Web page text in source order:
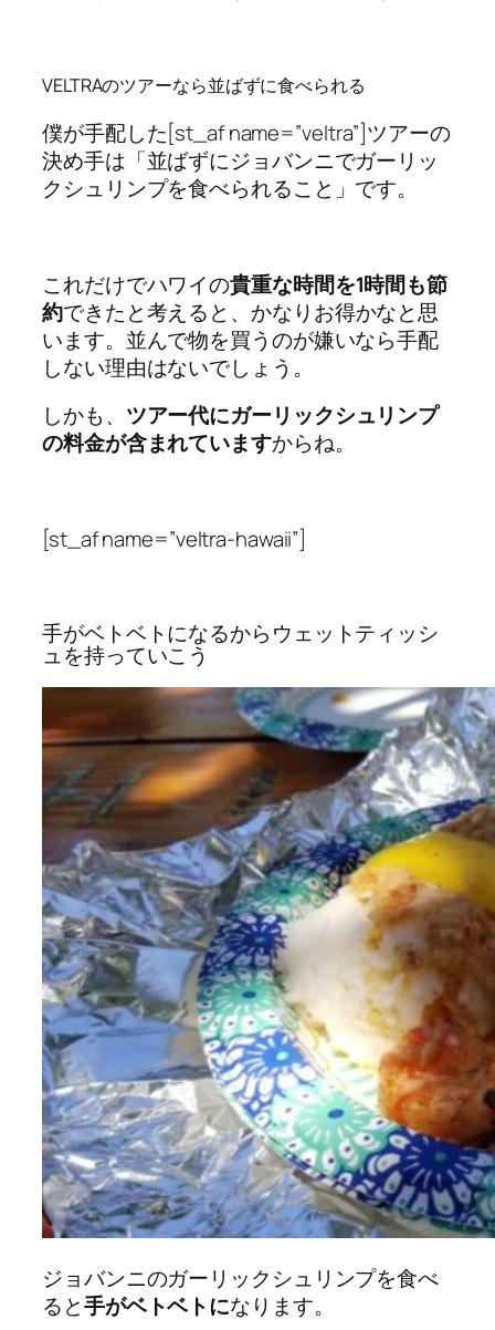
VELTRAのツアーなら並ばずに食べられる
僕が手配した[st_af name=”veltra”]ツアーの
決め手は「並ばずにジョバンニでガーリッ
クシュリンプを食べられること」です。
これだけでハワイの貴重な時間を1時間も節
約できたと考えると、かなりお得かなと思
います。並んで物を買うのが嫌いなら手配
しない理由はないでしょう。
しかも、 ツアー代にガーリックシュリンプ
の料金が含まれていますからね。
[st_af name=”veltra-hawaii”]
手がベトベトになるからウェットティッシ
ュを持っていこう
ジョバンニのガーリックシュリンプを食べ
ると手がベトベトになります。